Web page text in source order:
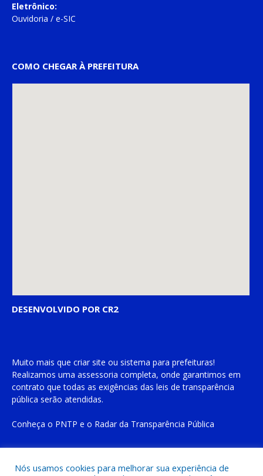
Eletrônico:
Ouvidoria / e-SIC
COMO CHEGAR À PREFEITURA
DESENVOLVIDO POR CR2
Muito mais que criar site ou sistema para prefeituras!
Realizamos uma assessoria completa, onde garantimos em
contrato que todas as exigências das leis de transparência
pública serão atendidas.
Conheça o PNTP e o Radar da Transparência Pública
Nós usamos cookies para melhorar sua experiência de